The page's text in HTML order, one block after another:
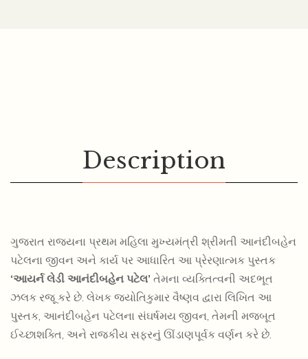
250.00 225.00
Description
ગુજરાત રાજ્યના પ્રથમ મહિલા મુખ્યમંત્રી શ્રીમતી આનંદીબહેન
પટેલના જીવન અને કાર્ય પર આધારિત આ પ્રેરણાત્મક પુસ્તક
‘આયર્ન લેડી આનંદીબહેન પટેલ’ તેમના વ્યક્તિત્વની અદભૂત
ઝલક રજૂ કરે છે. લેખક જ્યોતિકુમાર વૈષ્ણવ દ્વારા લિખિત આ
પુસ્તક, આનંદીબહેન પટેલના સંઘર્ષમય જીવન, તેમની મજબૂત
ઈચ્છાશક્તિ, અને રાજકીય સફરનું ઊંડાણપૂર્વક વર્ણન કરે છે.